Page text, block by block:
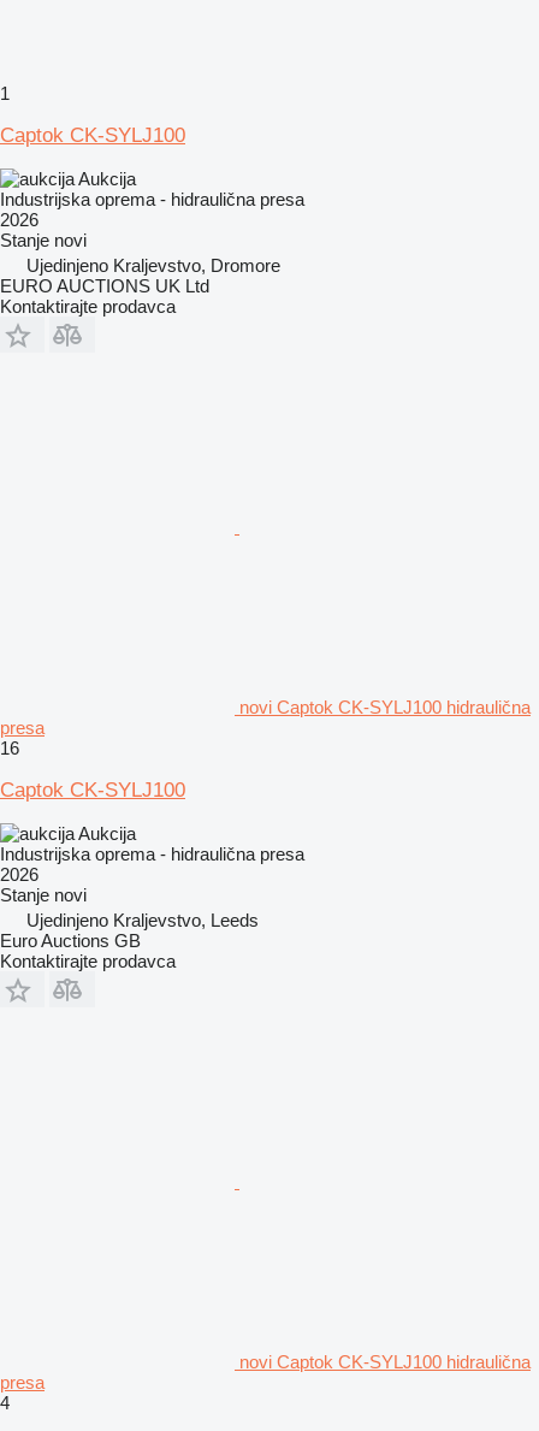
1
Captok CK-SYLJ100
Aukcija
Industrijska oprema - hidraulična presa
2026
Stanje novi
Ujedinjeno Kraljevstvo, Dromore
EURO AUCTIONS UK Ltd
Kontaktirajte prodavca
novi Captok CK-SYLJ100 hidraulična
presa
16
Captok CK-SYLJ100
Aukcija
Industrijska oprema - hidraulična presa
2026
Stanje novi
Ujedinjeno Kraljevstvo, Leeds
Euro Auctions GB
Kontaktirajte prodavca
novi Captok CK-SYLJ100 hidraulična
presa
4